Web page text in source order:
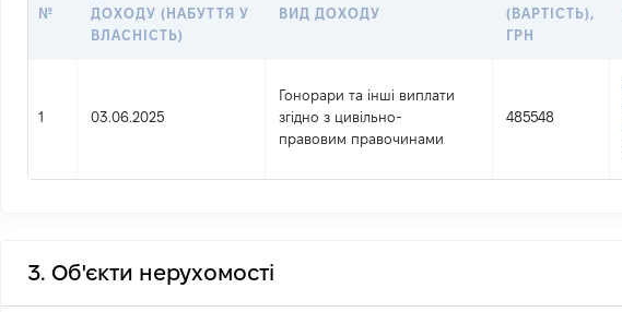
№
ДОХОДУ (НАБУТТЯ У
ВЛАСНІСТЬ)
ВИД ДОХОДУ
(ВАРТІСТЬ),
ГРН
1 03.06.2025
Гонорари та інші виплати
згідно з цивільно-
правовим правочинами
485548
3. Об'єкти нерухомості